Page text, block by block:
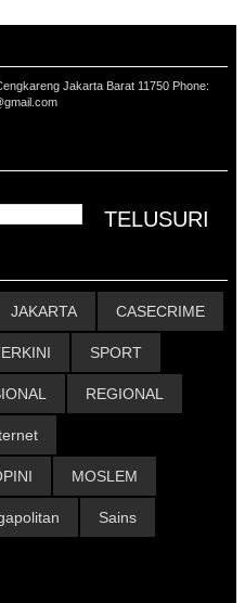
Jakarta Barat 11750 Phone:
JAKARTA CASECRIME
SPORT
REGIONAL
MOSLEM
Sains